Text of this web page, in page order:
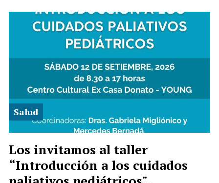
Los invitamos al taller
“Introducción a los cuidados
Salud